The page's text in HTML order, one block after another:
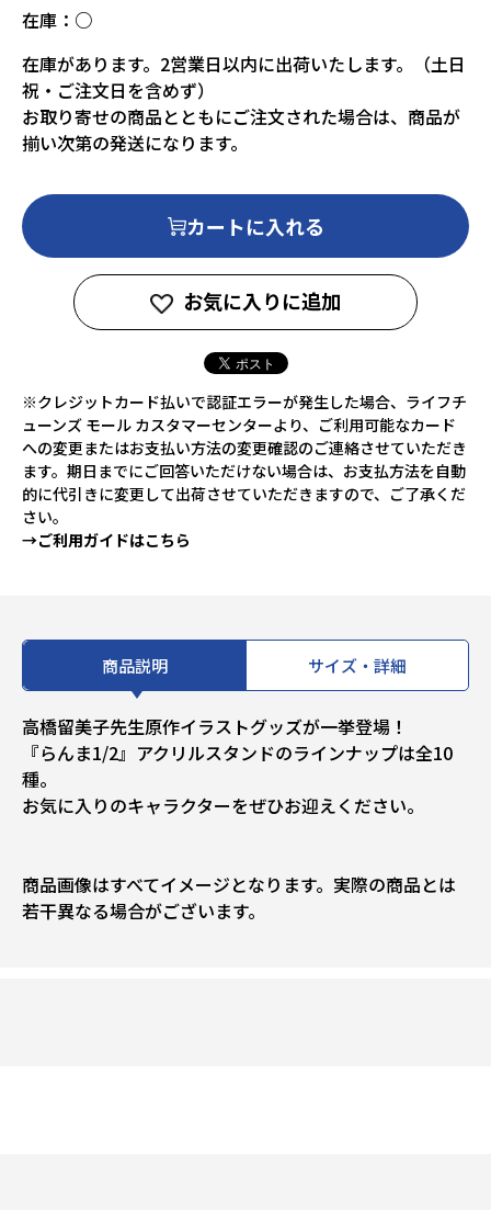
在庫： ○
在庫があります。2営業日以内に出荷いたします。（土日
祝・ご注文日を含めず）
お取り寄せの商品とともにご注文された場合は、商品が
揃い次第の発送になります。
カートに入れる
お気に入りに追加
※クレジットカード払いで認証エラーが発生した場合、ライフチ
ューンズ モール カスタマーセンターより、ご利用可能なカード
への変更またはお支払い方法の変更確認のご連絡させていただき
ます。期日までにご回答いただけない場合は、お支払方法を自動
的に代引きに変更して出荷させていただきますので、ご了承くだ
さい。
→ご利用ガイドはこちら
商品説明 サイズ・詳細
高橋留美子先生原作イラストグッズが一挙登場！
『らんま1/2』アクリルスタンドのラインナップは全10
種。
お気に入りのキャラクターをぜひお迎えください。
商品画像はすべてイメージとなります。実際の商品とは
若干異なる場合がございます。